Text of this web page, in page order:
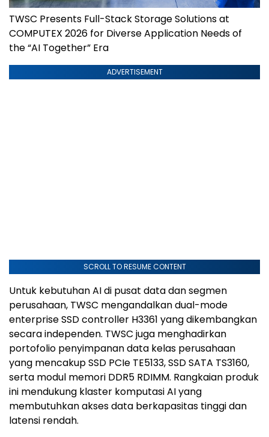
TWSC Presents Full-Stack Storage Solutions at
COMPUTEX 2026 for Diverse Application Needs of
the “AI Together” Era
ADVERTISEMENT
SCROLL TO RESUME CONTENT
Untuk kebutuhan AI di pusat data dan segmen
perusahaan, TWSC mengandalkan dual-mode
enterprise SSD controller H3361 yang dikembangkan
secara independen. TWSC juga menghadirkan
portofolio penyimpanan data kelas perusahaan
yang mencakup SSD PCIe TE5133, SSD SATA TS3160,
serta modul memori DDR5 RDIMM. Rangkaian produk
ini mendukung klaster komputasi AI yang
membutuhkan akses data berkapasitas tinggi dan
latensi rendah.